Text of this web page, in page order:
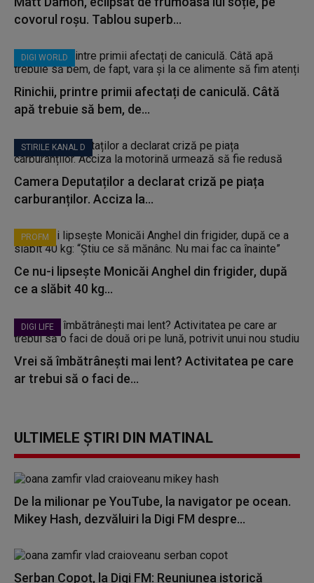
covorul roșu. Tablou superb...
DIGI WORLD
Rinichii, printre primii afectați de caniculă. Câtă
apă trebuie să bem, de...
STIRILE KANAL D
Camera Deputaților a declarat criză pe piața
carburanților. Acciza la...
PROFM
Ce nu-i lipsește Monicăi Anghel din frigider, după
ce a slăbit 40 kg...
DIGI LIFE
Vrei să îmbătrânești mai lent? Activitatea pe care
ar trebui să o faci de...
ULTIMELE ȘTIRI DIN MATINAL
De la milionar pe YouTube, la navigator pe ocean.
Mikey Hash, dezvăluiri la Digi FM despre...
Șerban Copoț, la Digi FM: Reuniunea istorică